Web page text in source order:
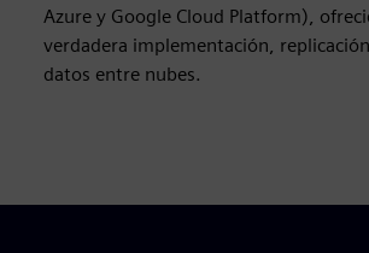
Azure y Google Cloud Platform),
verdadera implementación,
datos entre nubes.